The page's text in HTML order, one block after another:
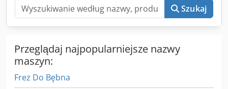
Szukaj
Przeglądaj najpopularniejsze nazwy
maszyn:
Frez Do Bębna